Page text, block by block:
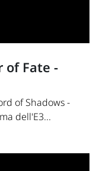
of Fate -
of Shadows -
dell'E3...